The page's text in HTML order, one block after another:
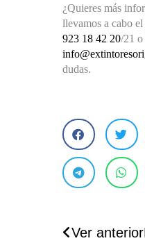
¿Quieres más
llevamos a cabo
923 18 42 20/21 o
dudas.
Ver anterior